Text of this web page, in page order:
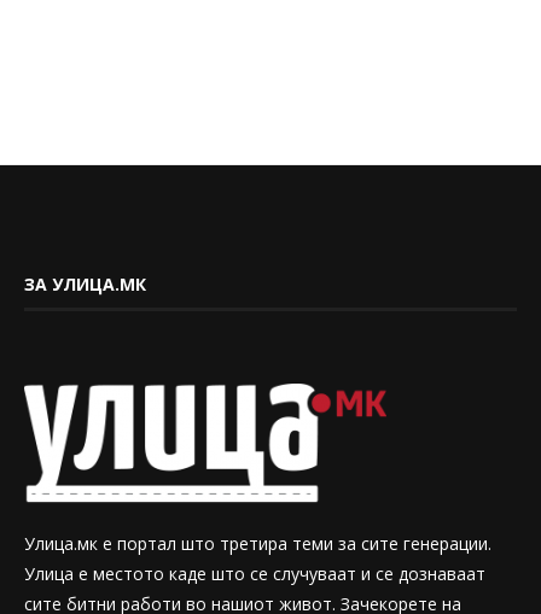
ЗА УЛИЦА.МК
Улица.мк е портал што третира теми за сите генерации.
Улица е местото каде што се случуваат и се дознаваат
сите битни работи во нашиот живот. Зачекорете на